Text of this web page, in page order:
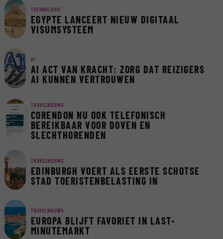
TECHNOLOGIE
EGYPTE LANCEERT NIEUW DIGITAAL
VISUMSYSTEEM
AI
AI ACT VAN KRACHT: ZORG DAT REIZIGERS
AI KUNNEN VERTROUWEN
TRAVELNIEUWS
CORENDON NU OOK TELEFONISCH
BEREIKBAAR VOOR DOVEN EN
SLECHTHORENDEN
TRAVELNIEUWS
EDINBURGH VOERT ALS EERSTE SCHOTSE
STAD TOERISTENBELASTING IN
TRAVELNIEUWS
EUROPA BLIJFT FAVORIET IN LAST-
MINUTEMARKT